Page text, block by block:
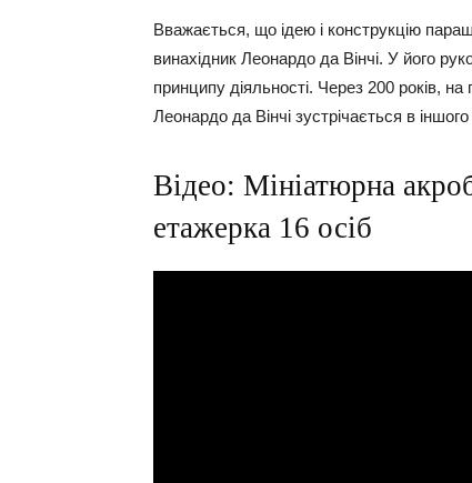
Вважається, що ідею і конструкцію
винахідник Леонардо да Вінчі. У його
принципу діяльності. Через 200 років,
Леонардо да Вінчі зустрічається в
Відео: Мініатюрна
етажерка 16 осіб